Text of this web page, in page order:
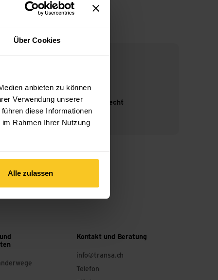
Über Cookies
anbieten zu können
Verwendung unserer
diese Informationen
Rahmen Ihrer Nutzung
Alle zulassen
14-Tage Widerrufsrecht
Kontakt und Beratung
info@transa.ch
Telefon